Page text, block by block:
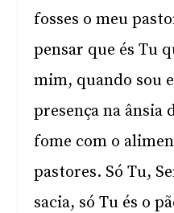
fosses o meu
pensar que és Tu
mim, quando sou
presença na ânsia
fome com o
pastores. Só Tu,
sacia, só Tu és o